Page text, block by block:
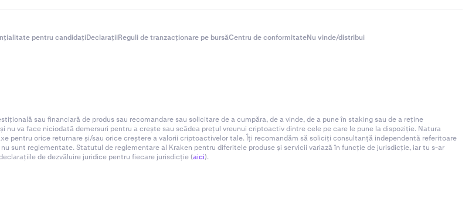
pentru candidațiDeclarațiiReguli de tranzacționare pe bursăCentru de conformitateNu vinde/distribui
sau financiară de produs sau recomandare sau solicitare de a cumpăra, de a vinde, de a pune în staking sau de a reține
va face niciodată demersuri pentru a crește sau scădea prețul vreunui criptoactiv dintre cele pe care le pune la dispoziție. Natura
pentru orice returnare și/sau orice creștere a valorii criptoactivelor tale. Îți recomandăm să soliciți consultanță independentă referitoare
sunt reglementate. Statutul de reglementare al Kraken pentru diferitele produse și servicii variază în funcție de jurisdicție, iar tu s-ar
de dezvăluire juridice pentru fiecare jurisdicție (aici).